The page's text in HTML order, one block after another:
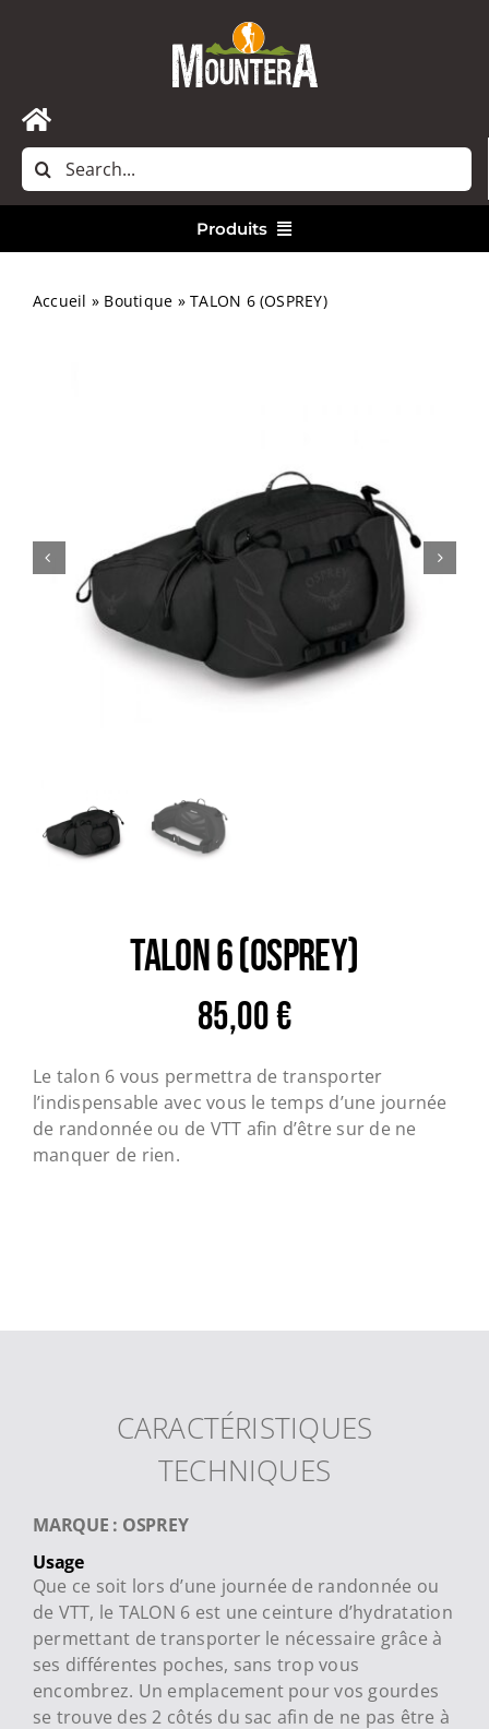
Toggle
Navigation
Accueil
Rechercher:
Produits
Trail
Escalade / Alpinisme
Bons Plans
Accueil » Boutique »TALON 6 (OSPREY)
TALON 6 (OSPREY)
85,00€
Le talon 6 vous permettra de transporter
l’indispensable avec vous le temps d’une journée
de randonnée ou de VTT afin d’être sur de ne
manquer de rien.
CARACTÉRISTIQUES
TECHNIQUES
MARQUE : OSPREY
Usage
Que ce soit lors d’une journée de randonnée ou
de VTT, le TALON 6 est une ceinture d’hydratation
permettant de transporter le nécessaire grâce à
ses différentes poches, sans trop vous
encombrez. Un emplacement pour vos gourdes
se trouve des 2 côtés du sac afin de ne pas être à